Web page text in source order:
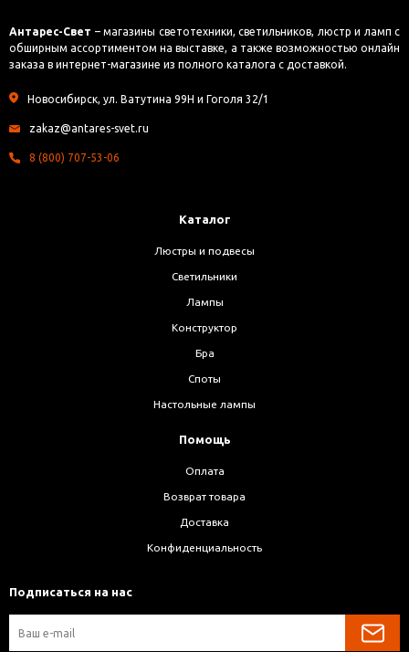
Антарес-Свет – магазины светотехники, светильников, люстр и ламп с
обширным ассортиментом на выставке, а также возможностью онлайн
заказа в интернет-магазине из полного каталога с доставкой.
Новосибирск, ул. Ватутина 99Н и Гоголя 32/1
zakaz@antares-svet.ru
8 (800) 707-53-06
Каталог
Люстры и подвесы
Светильники
Лампы
Конструктор
Бра
Споты
Настольные лампы
Помощь
Оплата
Возврат товара
Доставка
Конфиденциальность
Подписаться на нас